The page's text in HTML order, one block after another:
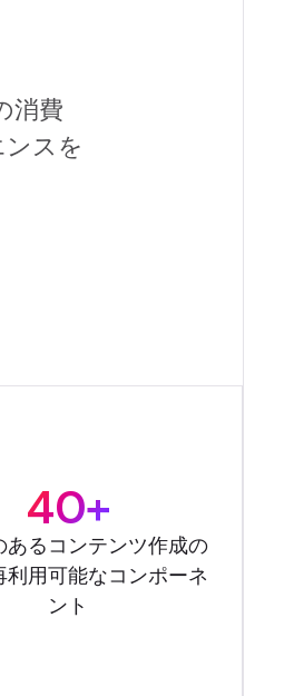
消費
スを
40+
あるコンテンツ作成の
利用可能なコンポーネ
ント